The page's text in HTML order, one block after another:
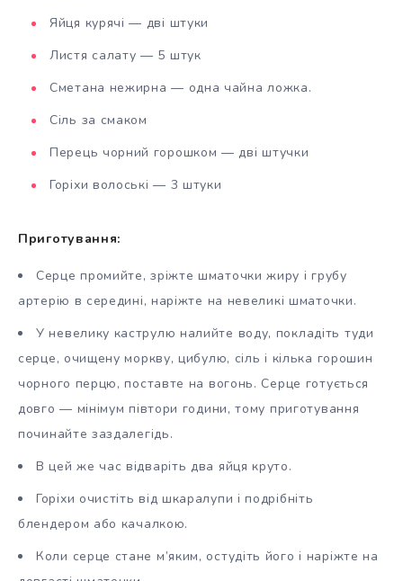
Яйця курячі — дві штуки
Листя салату — 5 штук
Сметана нежирна — одна чайна ложка.
Сіль за смаком
Перець чорний горошком — дві штучки
Горіхи волоські — 3 штуки
Приготування:
Серце промийте, зріжте шматочки жиру і грубу
артерію в середині, наріжте на невеликі шматочки.
У невелику каструлю налийте воду, покладіть туди
серце, очищену моркву, цибулю, сіль і кілька горошин
чорного перцю, поставте на вогонь. Серце готується
довго — мінімум півтори години, тому приготування
починайте заздалегідь.
В цей же час відваріть два яйця круто.
Горіхи очистіть від шкаралупи і подрібніть
блендером або качалкою.
Коли серце стане м’яким, остудіть його і наріжте на